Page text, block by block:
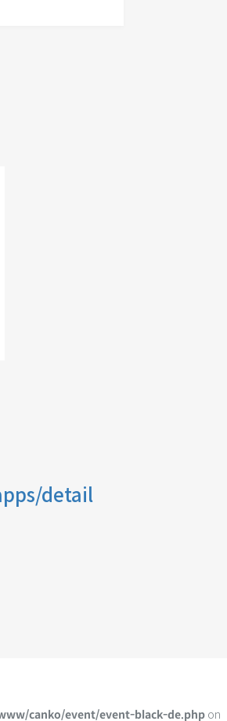
detail
canko/event/event-black-de.php on